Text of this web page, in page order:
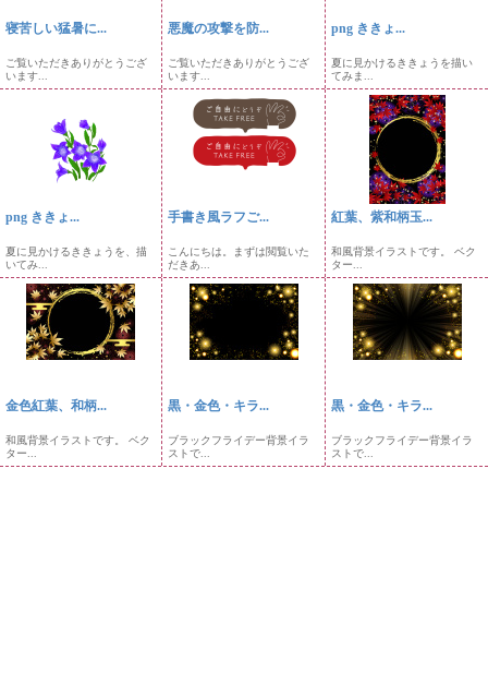
寝苦しい猛暑に...
ご覧いただきありがとうござ
います...
悪魔の攻撃を防...
ご覧いただきありがとうござ
います...
png ききょ...
夏に見かけるききょうを描い
てみま...
png ききょ...
夏に見かけるききょうを、描
いてみ...
手書き風ラフご...
こんにちは。まずは閲覧いた
だきあ...
紅葉、紫和柄玉...
和風背景イラストです。 ベク
ター...
金色紅葉、和柄...
和風背景イラストです。 ベク
ター...
黒・金色・キラ...
ブラックフライデー背景イラ
ストで...
黒・金色・キラ...
ブラックフライデー背景イラ
ストで...